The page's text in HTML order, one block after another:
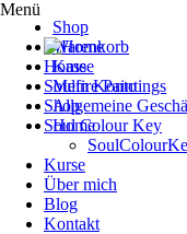
Shop
Warenkorb
Kasse
Mein Konto
Allgemeine
Home
Menü
Home
Soulfire Paintings
Shop
Soul Colour Key
Kurse
Über mich
Blog
Kontakt